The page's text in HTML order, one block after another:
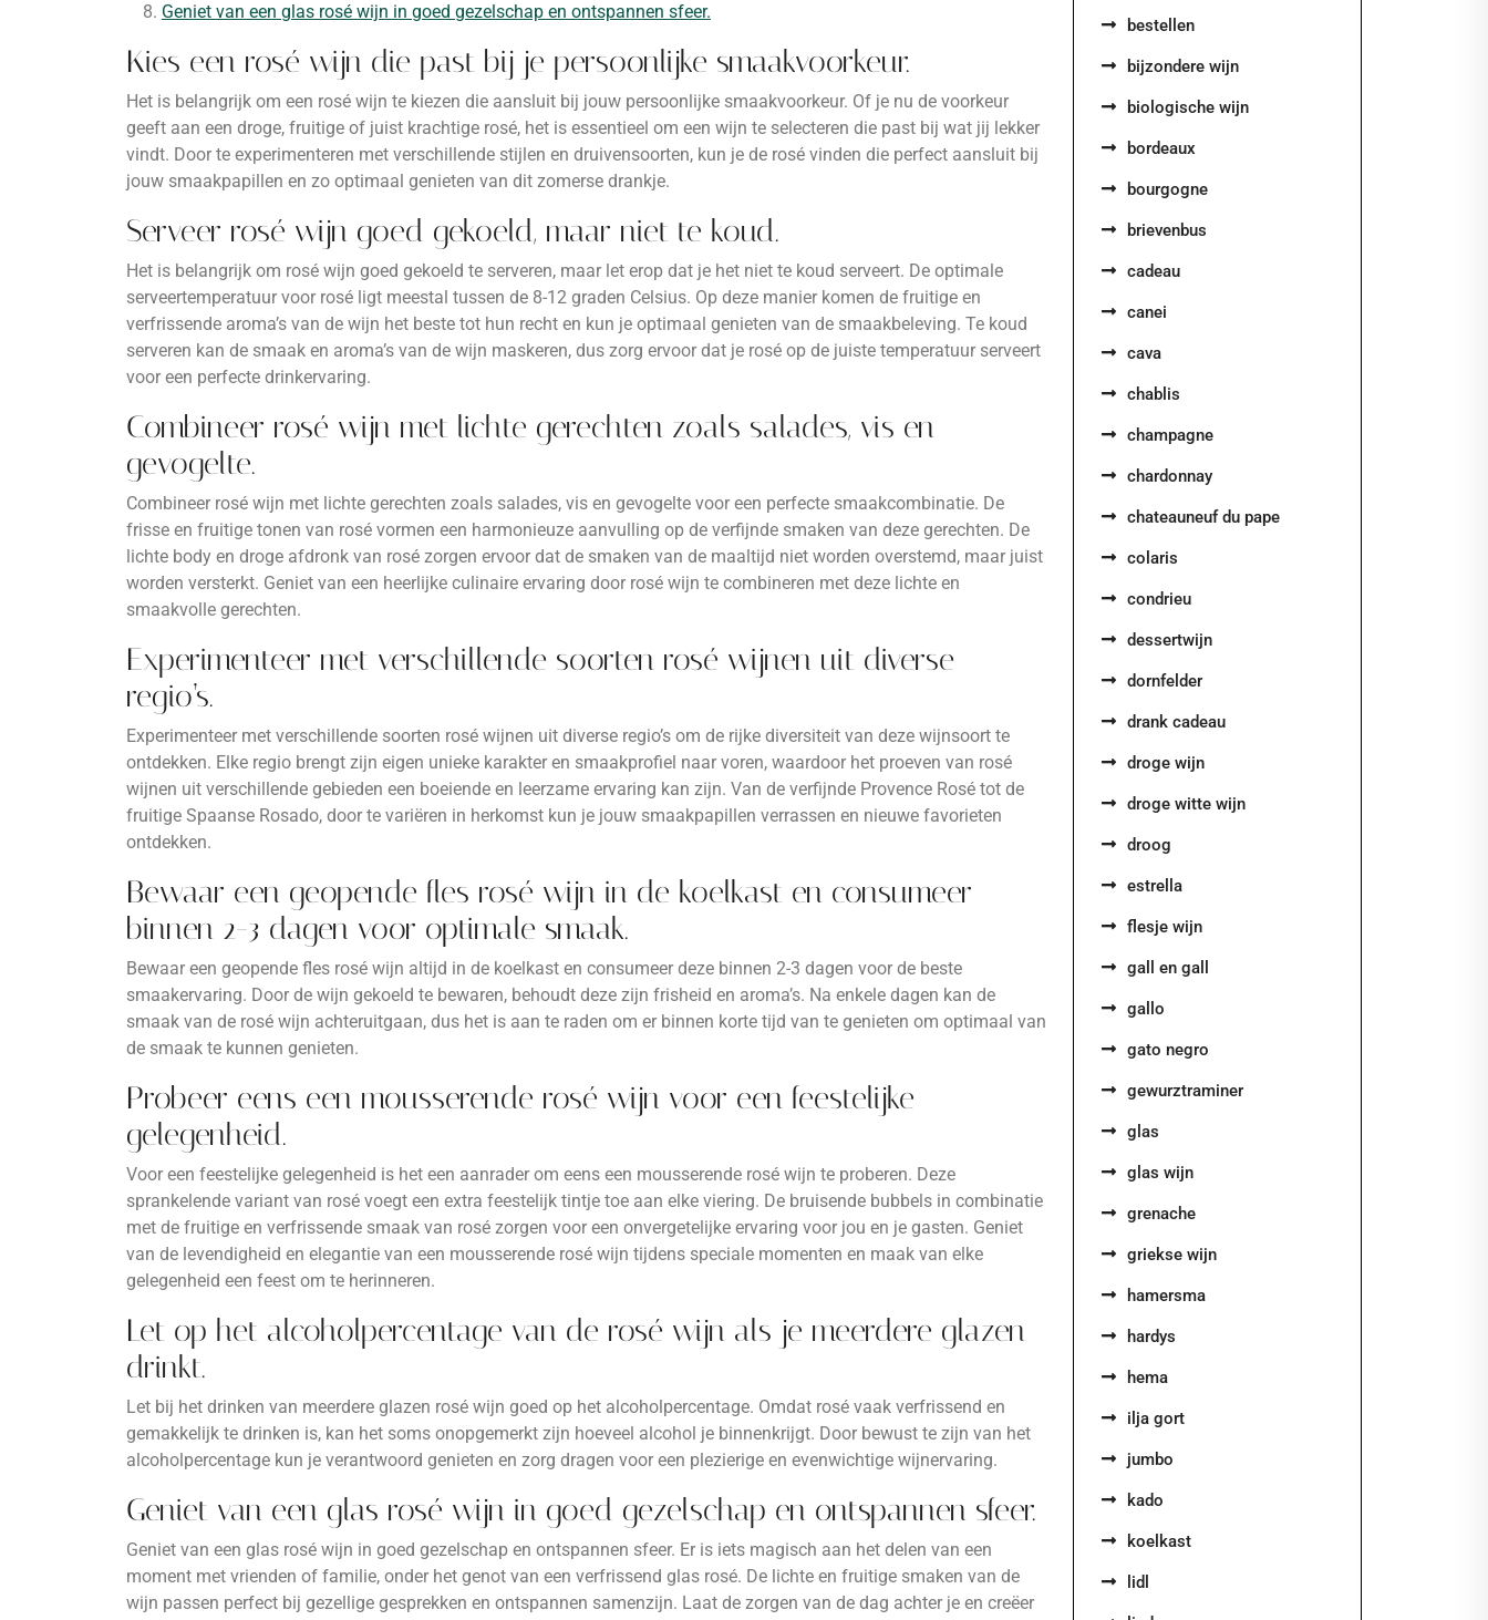
Geniet van een glas rosé wijn in goed gezelschap en ontspannen sfeer.
Kies een rosé wijn die past bij je persoonlijke smaakvoorkeur.
Het is belangrijk om een rosé wijn te kiezen die aansluit bij jouw persoonlijke smaakvoorkeur. Of je nu de voorkeur
geeft aan een droge, fruitige of juist krachtige rosé, het is essentieel om een wijn te selecteren die past bij wat jij lekker
vindt. Door te experimenteren met verschillende stijlen en druivensoorten, kun je de rosé vinden die perfect aansluit bij
jouw smaakpapillen en zo optimaal genieten van dit zomerse drankje.
Serveer rosé wijn goed gekoeld, maar niet te koud.
Het is belangrijk om rosé wijn goed gekoeld te serveren, maar let erop dat je het niet te koud serveert. De optimale
serveertemperatuur voor rosé ligt meestal tussen de 8-12 graden Celsius. Op deze manier komen de fruitige en
verfrissende aroma’s van de wijn het beste tot hun recht en kun je optimaal genieten van de smaakbeleving. Te koud
serveren kan de smaak en aroma’s van de wijn maskeren, dus zorg ervoor dat je rosé op de juiste temperatuur serveert
voor een perfecte drinkervaring.
Combineer rosé wijn met lichte gerechten zoals salades, vis en
gevogelte.
Combineer rosé wijn met lichte gerechten zoals salades, vis en gevogelte voor een perfecte smaakcombinatie. De
frisse en fruitige tonen van rosé vormen een harmonieuze aanvulling op de verfijnde smaken van deze gerechten. De
lichte body en droge afdronk van rosé zorgen ervoor dat de smaken van de maaltijd niet worden overstemd, maar juist
worden versterkt. Geniet van een heerlijke culinaire ervaring door rosé wijn te combineren met deze lichte en
smaakvolle gerechten.
Experimenteer met verschillende soorten rosé wijnen uit diverse
regio’s.
Experimenteer met verschillende soorten rosé wijnen uit diverse regio’s om de rijke diversiteit van deze wijnsoort te
ontdekken. Elke regio brengt zijn eigen unieke karakter en smaakprofiel naar voren, waardoor het proeven van rosé
wijnen uit verschillende gebieden een boeiende en leerzame ervaring kan zijn. Van de verfijnde Provence Rosé tot de
fruitige Spaanse Rosado, door te variëren in herkomst kun je jouw smaakpapillen verrassen en nieuwe favorieten
ontdekken.
Bewaar een geopende fles rosé wijn in de koelkast en consumeer
binnen 2-3 dagen voor optimale smaak.
Bewaar een geopende fles rosé wijn altijd in de koelkast en consumeer deze binnen 2-3 dagen voor de beste
smaakervaring. Door de wijn gekoeld te bewaren, behoudt deze zijn frisheid en aroma’s. Na enkele dagen kan de
smaak van de rosé wijn achteruitgaan, dus het is aan te raden om er binnen korte tijd van te genieten om optimaal van
de smaak te kunnen genieten.
Probeer eens een mousserende rosé wijn voor een feestelijke
gelegenheid.
Voor een feestelijke gelegenheid is het een aanrader om eens een mousserende rosé wijn te proberen. Deze
sprankelende variant van rosé voegt een extra feestelijk tintje toe aan elke viering. De bruisende bubbels in combinatie
met de fruitige en verfrissende smaak van rosé zorgen voor een onvergetelijke ervaring voor jou en je gasten. Geniet
van de levendigheid en elegantie van een mousserende rosé wijn tijdens speciale momenten en maak van elke
gelegenheid een feest om te herinneren.
Let op het alcoholpercentage van de rosé wijn als je meerdere glazen
drinkt.
Let bij het drinken van meerdere glazen rosé wijn goed op het alcoholpercentage. Omdat rosé vaak verfrissend en
gemakkelijk te drinken is, kan het soms onopgemerkt zijn hoeveel alcohol je binnenkrijgt. Door bewust te zijn van het
alcoholpercentage kun je verantwoord genieten en zorg dragen voor een plezierige en evenwichtige wijnervaring.
Geniet van een glas rosé wijn in goed gezelschap en ontspannen sfeer.
Geniet van een glas rosé wijn in goed gezelschap en ontspannen sfeer. Er is iets magisch aan het delen van een
moment met vrienden of familie, onder het genot van een verfrissend glas rosé. De lichte en fruitige smaken van de
wijn passen perfect bij gezellige gesprekken en ontspannen samenzijn. Laat de zorgen van de dag achter je en creëer
bestellen
bijzondere wijn
biologische wijn
bordeaux
bourgogne
brievenbus
cadeau
canei
cava
chablis
champagne
chardonnay
chateauneuf du pape
colaris
condrieu
dessertwijn
dornfelder
drank cadeau
droge wijn
droge witte wijn
droog
estrella
flesje wijn
gall en gall
gallo
gato negro
gewurztraminer
glas
glas wijn
grenache
griekse wijn
hamersma
hardys
hema
ilja gort
jumbo
kado
koelkast
lidl